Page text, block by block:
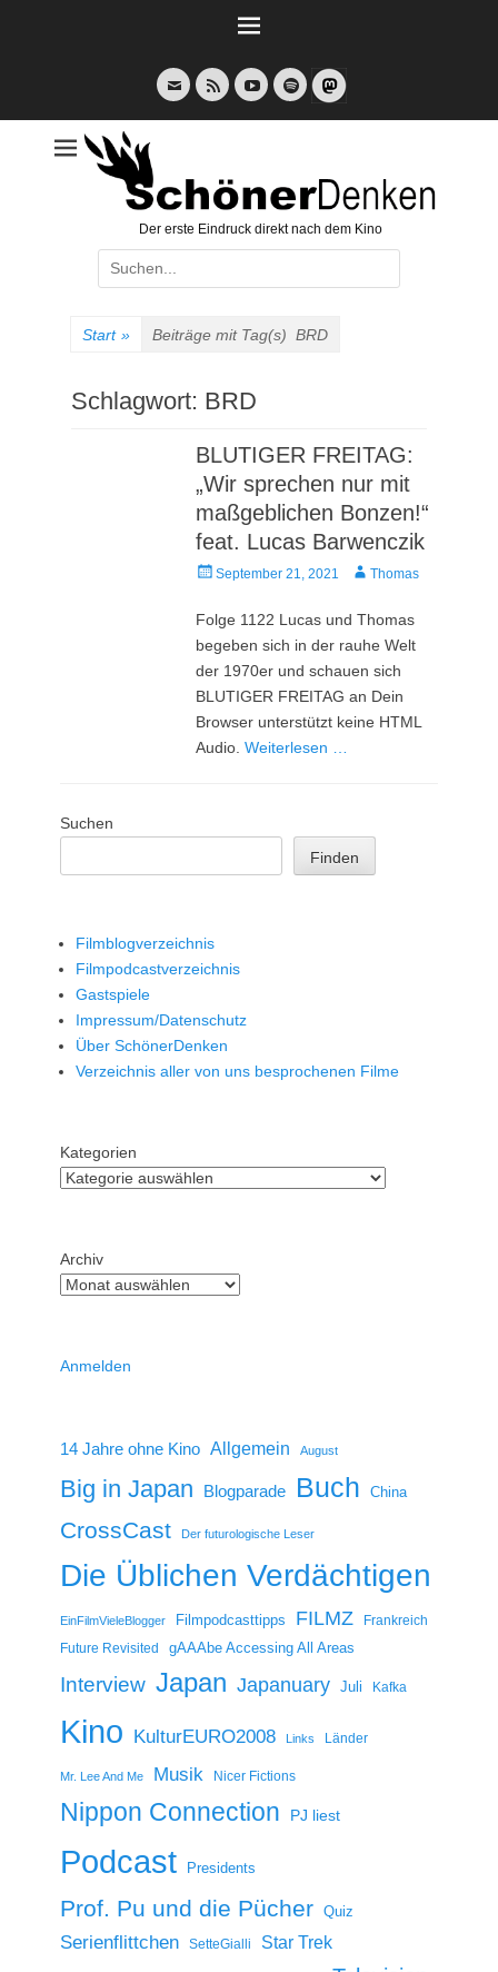
E-
Mail
Feed YouTubeSpotify
Der erste Eindruck direkt nach dem Kino
Suche
nach:
Start » Beiträge mit Tag(s) BRD
Schlagwort: BRD
BLUTIGER FREITAG:
„Wir sprechen nur mit
maßgeblichen Bonzen!“
feat. Lucas Barwenczik
Veröffentlicht
September 21, 2021 AutorThomas
Folge 1122 Lucas und Thomas
begeben sich in der rauhe Welt
der 1970er und schauen sich
BLUTIGER FREITAG an Dein
Browser unterstützt keine HTML
Audio.Weiterlesen …
Suchen
Finden
Filmblogverzeichnis
Filmpodcastverzeichnis
Gastspiele
Impressum/Datenschutz
Über SchönerDenken
Verzeichnis aller von uns besprochenen Filme
Kategorien
Archiv
Anmelden
14 Jahre ohne Kino Allgemein August
Big in Japan Blogparade Buch China
CrossCast Der futurologische Leser
Die Üblichen Verdächtigen
EinFilmVieleBlogger Filmpodcasttipps FILMZ
Frankreich
Future Revisited
gAAAbe Accessing All Areas
Interview Japan Japanuary Juli Kafka
Kino KulturEURO2008 Links Länder
Mr. Lee And Me Musik Nicer Fictions
Nippon Connection PJ liest
Podcast Presidents
Prof. Pu und die Pücher Quiz
Serienflittchen SetteGialli Star Trek